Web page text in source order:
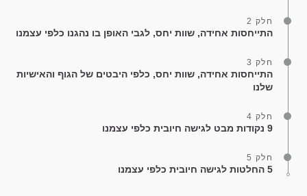
חלק 2
התייחסות אחידה, שוות יחס, לגבי האופן בו נהגנו כלפי עצמנו
חלק 3
התייחסות אחידה, שוות יחס, כלפי היבטים של הגוף והאישיות
שלנו
חלק 4
9 נקודות מבט לגישה חיובית כלפי עצמנו
חלק 5
5 החלטות לגישה חיובית כלפי עצמנו